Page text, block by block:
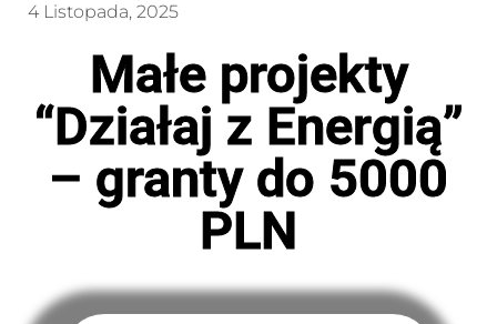
4 Listopada, 2025
Małe projekty
“Działaj z Energią”
– granty do 5000
PLN